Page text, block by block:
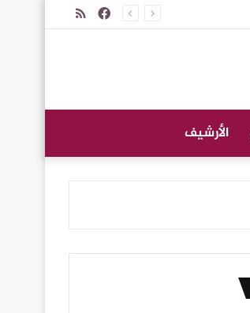
ملخصفيسبوك
الأرشيف